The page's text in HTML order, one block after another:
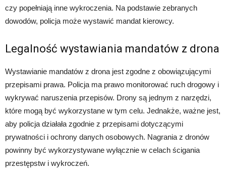
czy popełniają inne wykroczenia. Na podstawie zebranych
dowodów, policja może wystawić mandat kierowcy.
Legalność wystawiania mandatów z drona
Wystawianie mandatów z drona jest zgodne z obowiązującymi
przepisami prawa. Policja ma prawo monitorować ruch drogowy i
wykrywać naruszenia przepisów. Drony są jednym z narzędzi,
które mogą być wykorzystane w tym celu. Jednakże, ważne jest,
aby policja działała zgodnie z przepisami dotyczącymi
prywatności i ochrony danych osobowych. Nagrania z dronów
powinny być wykorzystywane wyłącznie w celach ścigania
przestępstw i wykroczeń.